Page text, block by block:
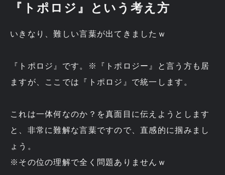
『トポロジ』という考え方
いきなり、難しい言葉が出てきましたｗ
『トポロジ』です。※『トポロジー』と言う方も居
ますが、ここでは『トポロジ』で統一します。
これは一体何なのか？を真面目に伝えようとします
と、非常に難解な言葉ですので、直感的に掴みまし
ょう。
※その位の理解で全く問題ありませんｗ